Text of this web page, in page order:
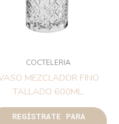
COCTELERIA
MEZCLADOR FINO
TALLADO 600ML.
REGÍSTRATE PARA